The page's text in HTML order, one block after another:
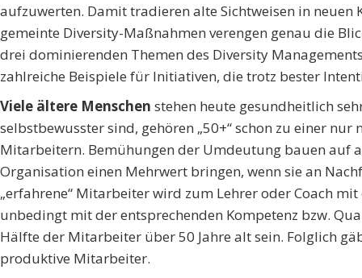
aufzuwerten. Damit tradieren alte Sichtweisen in
gemeinte Diversity-Maßnahmen verengen genau die
drei dominierenden Themen des Diversity
zahlreiche Beispiele für Initiativen, die trotz bester
Viele ältere Menschen stehen heute gesundheitlich
selbstbewusster sind, gehören „50+“ schon zu einer
Mitarbeitern. Bemühungen der Umdeutung bauen auf
Organisation einen Mehrwert bringen, wenn sie an
„erfahrene“ Mitarbeiter wird zum Lehrer oder Coach
unbedingt mit der entsprechenden Kompetenz bzw.
Hälfte der Mitarbeiter über 50 Jahre alt sein. Folglich
produktive Mitarbeiter.